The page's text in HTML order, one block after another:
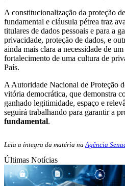
A constitucionalização da proteção
fundamental e cláusula pétrea traz
titulares de dados pessoais e para a
privacidade, proteção de dados, e
ainda mais clara a necessidade de
fortalecimento de uma cultura de
País.
A Autoridade Nacional de Proteção
vitória democrática, que demonstra
ganhado legitimidade, espaço e
seguirá trabalhando para garantir a
fundamental.
Leia a íntegra da matéria na Agência
Últimas Notícias